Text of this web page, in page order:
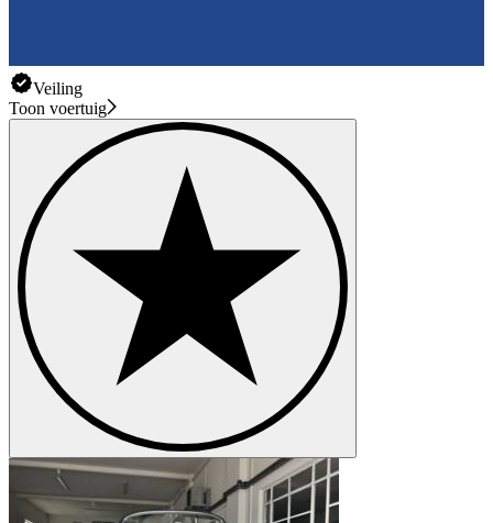
Veiling
Toon voertuig